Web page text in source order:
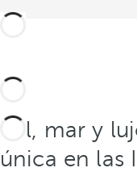
Sol, mar y
única en las